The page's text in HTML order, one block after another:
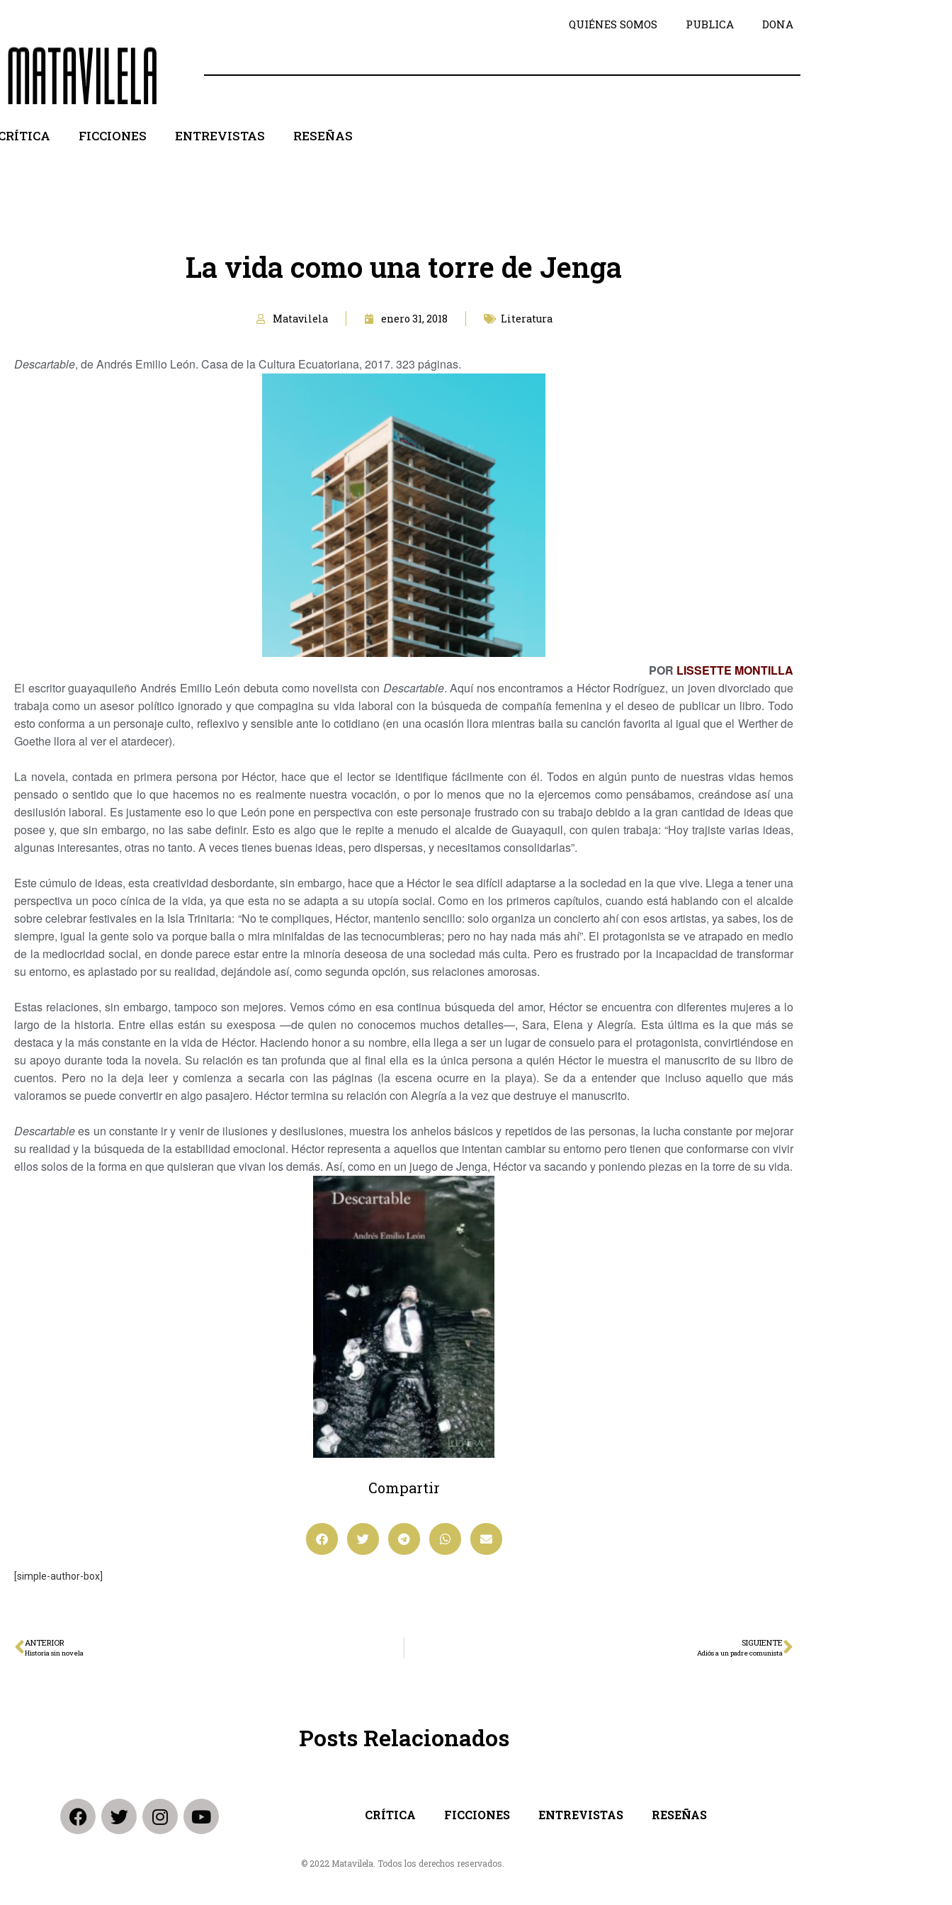
QUIÉNES SOMOS PUBLICA DONA
FICCIONES ENTREVISTAS RESEÑAS
La vida como una torre de Jenga
Matavilela enero 31, 2018 Literatura
Descartable, de Andrés Emilio León. Casa de la Cultura Ecuatoriana, 2017. 323 páginas.
POR LISSETTE MONTILLA
El escritor guayaquileño Andrés Emilio León debuta como novelista con Descartable. Aquí nos encontramos a Héctor Rodríguez, un joven divorciado que
trabaja como un asesor político ignorado y que compagina su vida laboral con la búsqueda de compañía femenina y el deseo de publicar un libro. Todo
esto conforma a un personaje culto, reflexivo y sensible ante lo cotidiano (en una ocasión llora mientras baila su canción favorita al igual que el Werther de
Goethe llora al ver el atardecer).
La novela, contada en primera persona por Héctor, hace que el lector se identifique fácilmente con él. Todos en algún punto de nuestras vidas hemos
pensado o sentido que lo que hacemos no es realmente nuestra vocación, o por lo menos que no la ejercemos como pensábamos, creándose así una
desilusión laboral. Es justamente eso lo que León pone en perspectiva con este personaje frustrado con su trabajo debido a la gran cantidad de ideas que
posee y, que sin embargo, no las sabe definir. Esto es algo que le repite a menudo el alcalde de Guayaquil, con quien trabaja: “Hoy trajiste varias ideas,
algunas interesantes, otras no tanto. A veces tienes buenas ideas, pero dispersas, y necesitamos consolidarlas”.
Este cúmulo de ideas, esta creatividad desbordante, sin embargo, hace que a Héctor le sea difícil adaptarse a la sociedad en la que vive. Llega a tener una
perspectiva un poco cínica de la vida, ya que esta no se adapta a su utopía social. Como en los primeros capítulos, cuando está hablando con el alcalde
sobre celebrar festivales en la Isla Trinitaria: “No te compliques, Héctor, mantenlo sencillo: solo organiza un concierto ahí con esos artistas, ya sabes, los de
siempre, igual la gente solo va porque baila o mira minifaldas de las tecnocumbieras; pero no hay nada más ahí”. El protagonista se ve atrapado en medio
de la mediocridad social, en donde parece estar entre la minoría deseosa de una sociedad más culta. Pero es frustrado por la incapacidad de transformar
su entorno, es aplastado por su realidad, dejándole así, como segunda opción, sus relaciones amorosas.
Estas relaciones, sin embargo, tampoco son mejores. Vemos cómo en esa continua búsqueda del amor, Héctor se encuentra con diferentes mujeres a lo
largo de la historia. Entre ellas están su exesposa —de quien no conocemos muchos detalles—, Sara, Elena y Alegría. Esta última es la que más se
destaca y la más constante en la vida de Héctor. Haciendo honor a su nombre, ella llega a ser un lugar de consuelo para el protagonista, convirtiéndose en
su apoyo durante toda la novela. Su relación es tan profunda que al final ella es la única persona a quién Héctor le muestra el manuscrito de su libro de
cuentos. Pero no la deja leer y comienza a secarla con las páginas (la escena ocurre en la playa). Se da a entender que incluso aquello que más
valoramos se puede convertir en algo pasajero. Héctor termina su relación con Alegría a la vez que destruye el manuscrito.
Descartablees un constante ir y venir de ilusiones y desilusiones, muestra los anhelos básicos y repetidos de las personas, la lucha constante por mejorar
su realidad y la búsqueda de la estabilidad emocional. Héctor representa a aquellos que intentan cambiar su entorno pero tienen que conformarse con vivir
ellos solos de la forma en que quisieran que vivan los demás. Así, como en un juego de Jenga, Héctor va sacando y poniendo piezas en la torre de su vida.
Compartir
[simple-author-box]
ANTERIOR
Historia sin novela
SIGUIENTE
Adiós a un padre comunista
Posts Relacionados
CRÍTICA FICCIONES ENTREVISTAS RESEÑAS
© 2022 Matavilela. Todos los derechos reservados.